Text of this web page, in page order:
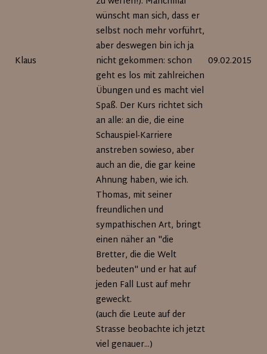
Klaus
wünscht man sich, dass er
selbst noch mehr vorführt,
aber deswegen bin ich ja
nicht gekommen: schon
geht es los mit zahlreichen
Übungen und es macht viel
Spaß. Der Kurs richtet sich
an alle: an die, die eine
Schauspiel-Karriere
anstreben sowieso, aber
auch an die, die gar keine
Ahnung haben, wie ich.
Thomas, mit seiner
freundlichen und
sympathischen Art, bringt
einen näher an "die
Bretter, die die Welt
bedeuten" und er hat auf
jeden Fall Lust auf mehr
geweckt.
(auch die Leute auf der
Strasse beobachte ich jetzt
viel genauer...)
09.02.2015